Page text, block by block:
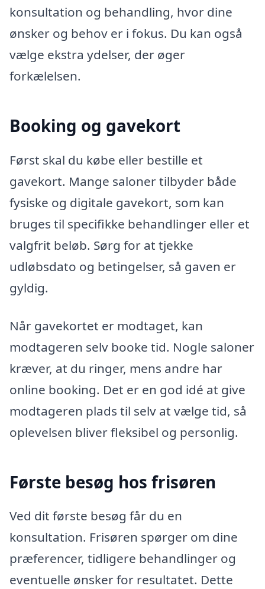
konsultation og behandling, hvor dine
ønsker og behov er i fokus. Du kan også
vælge ekstra ydelser, der øger
forkælelsen.
Booking og gavekort
Først skal du købe eller bestille et
gavekort. Mange saloner tilbyder både
fysiske og digitale gavekort, som kan
bruges til specifikke behandlinger eller et
valgfrit beløb. Sørg for at tjekke
udløbsdato og betingelser, så gaven er
gyldig.
Når gavekortet er modtaget, kan
modtageren selv booke tid. Nogle saloner
kræver, at du ringer, mens andre har
online booking. Det er en god idé at give
modtageren plads til selv at vælge tid, så
oplevelsen bliver fleksibel og personlig.
Første besøg hos frisøren
Ved dit første besøg får du en
konsultation. Frisøren spørger om dine
præferencer, tidligere behandlinger og
eventuelle ønsker for resultatet. Dette